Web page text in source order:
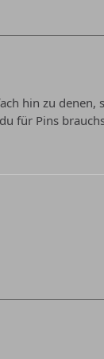
hin zu
für Pins